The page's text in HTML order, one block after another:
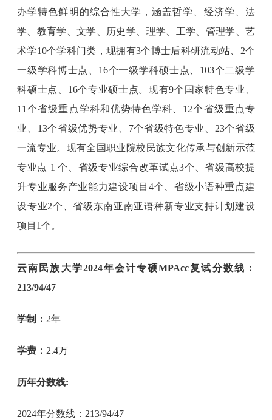
办学特色鲜明的综合性大学，涵盖哲学、经济学、法
学、教育学、文学、历史学、理学、工学、管理学、艺
术学10个学科门类，现拥有3个博士后科研流动站、2个
一级学科博士点、16个一级学科硕士点、103个二级学
科硕士点、16个专业硕士点。现有9个国家特色专业、
11个省级重点学科和优势特色学科、12个省级重点专
业、13个省级优势专业、7个省级特色专业、23个省级
一流专业。现有全国职业院校民族文化传承与创新示范
专业点 1 个、省级专业综合改革试点3个、省级高校提
升专业服务产业能力建设项目4个、省级小语种重点建
设专业2个、省级东南亚南亚语种新专业支持计划建设
项目1个。
云南民族大学2024年会计专硕MPAcc复试分数线：
213/94/47
学制： 2年
学费： 2.4万
历年分数线:
2024年分数线：213/94/47